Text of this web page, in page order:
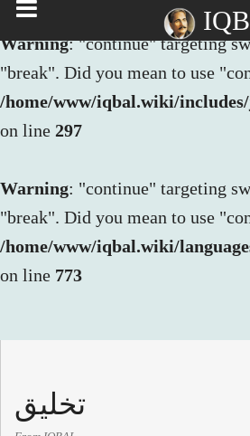
Warning: "continue" targeting
"break". Did you mean to use
/home/www/iqbal.wiki/
on line 297
Warning: "continue" targeting
"break". Did you mean to use
/home/www/iqbal.wiki/
on line 773
تخليق